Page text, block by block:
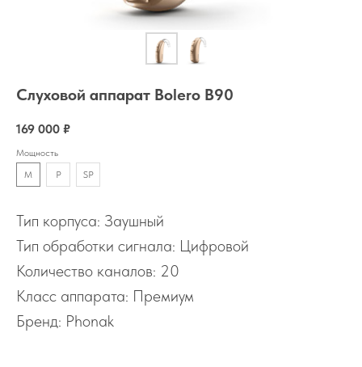
Слуховой аппарат Bolero B90
169 000 ₽
Мощность
M
P SP
Тип корпуса: Заушный
Тип обработки сигнала: Цифровой
Количество каналов: 20
Класс аппарата: Премиум
Бренд: Phonak